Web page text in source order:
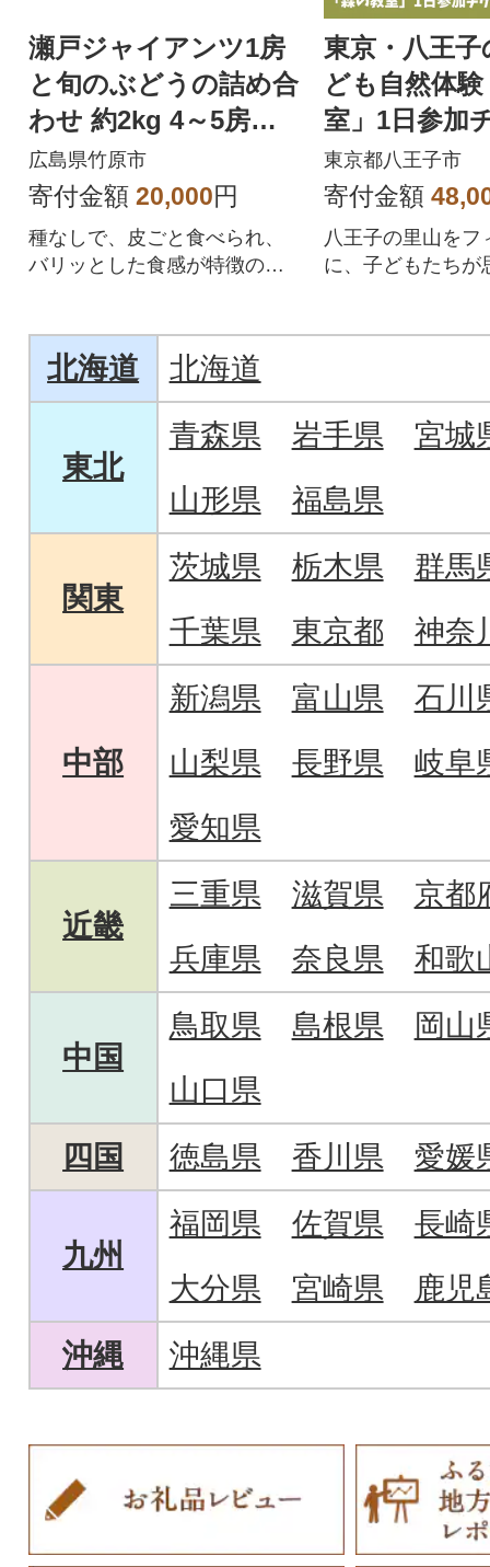
瀬戸ジャイアンツ1房
と旬のぶどうの詰め合
わせ 約2kg 4～5房セ
ット
広島県竹原市
寄付金額 20,000円
種なしで、皮ごと食べられ、
バリッとした食感が特徴の瀬
東京・八王
ども自然体
室」1日参加
東京都八王子市
寄付金額
八王子の里山をフ
に、子どもたちが
北海道 北海道
東北
青森県 岩手県
宮城
山形県
福島県
関東
茨城県 栃木県
群馬
千葉県
東京都 神奈
中部
新潟県 富山県
石川
山梨県
長野県
岐阜
愛知県
近畿
三重県 滋賀県
京都
兵庫県
奈良県 和歌
中国
鳥取県 島根県
岡山
山口県
四国
徳島県 香川県 愛媛
九州
福岡県 佐賀県
長崎
大分県
宮崎県
鹿児
沖縄
沖縄県